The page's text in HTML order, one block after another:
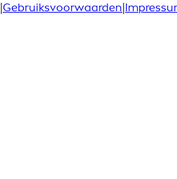
Gebruiksvoorwaarden